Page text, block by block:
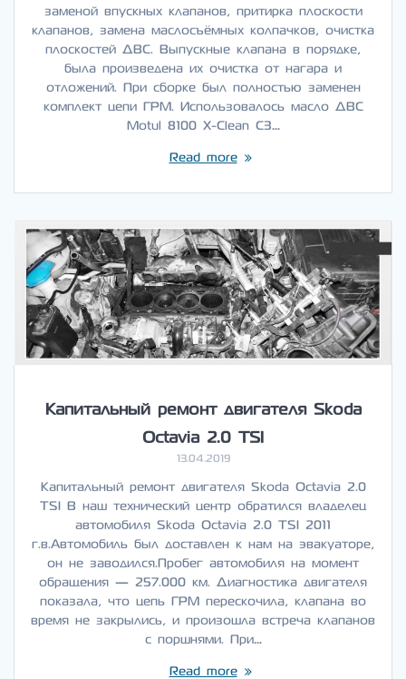
заменой впускных клапанов, притирка плоскости
клапанов, замена маслосъёмных колпачков, очистка
плоскостей ДВС. Выпускные клапана в порядке,
была произведена их очистка от нагара и
отложений. При сборке был полностью заменен
комплект цепи ГРМ. Использовалось масло ДВС
Motul 8100 X-Clean C3…
Read more
Капитальный ремонт двигателя Skoda
Octavia 2.0 TSI
13.04.2019
Капитальный ремонт двигателя Skoda Octavia 2.0
TSI В наш технический центр обратился владелец
автомобиля Skoda Octavia 2.0 TSI 2011
г.в.Автомобиль был доставлен к нам на эвакуаторе,
он не заводился.Пробег автомобиля на момент
обращения — 257.000 км. Диагностика двигателя
показала, что цепь ГРМ перескочила, клапана во
время не закрылись, и произошла встреча клапанов
с поршнями. При…
Read more